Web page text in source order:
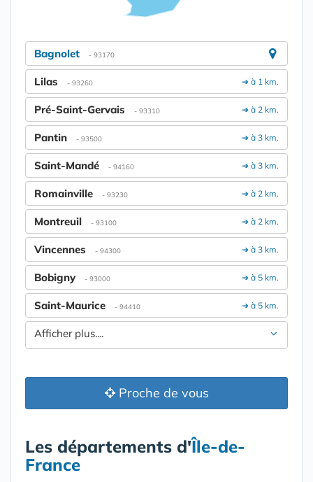
Bagnolet - 93170
➔ à 1 km.
Lilas - 93260
➔ à 2 km.
Pré-Saint-Gervais - 93310
➔ à 3 km.
Pantin - 93500
➔ à 3 km.
Saint-Mandé - 94160
➔ à 2 km.
Romainville - 93230
➔ à 2 km.
Montreuil - 93100
➔ à 3 km.
Vincennes - 94300
➔ à 5 km.
Bobigny - 93000
➔ à 5 km.
Saint-Maurice - 94410
Afficher plus....
Proche de vous
Les départements d'Île-de-
France